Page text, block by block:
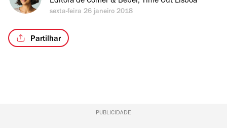
sexta-feira 26 janeiro 2018
Partilhar
PUBLICIDADE